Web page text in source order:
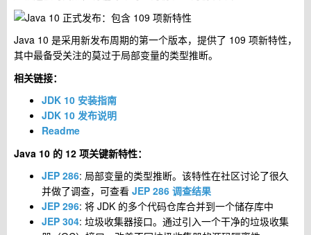
Java 10 是采用新发布周期的第一个版本，提供了 109 项新特性，
其中最备受关注的莫过于局部变量的类型推断。
相关链接：
JDK 10 安装指南
JDK 10 发布说明
Readme
Java 10 的 12 项关键新特性：
JEP 286: 局部变量的类型推断。该特性在社区讨论了很久
并做了调查，可查看 JEP 286 调查结果
JEP 296: 将 JDK 的多个代码仓库合并到一个储存库中
JEP 304: 垃圾收集器接口。通过引入一个干净的垃圾收集